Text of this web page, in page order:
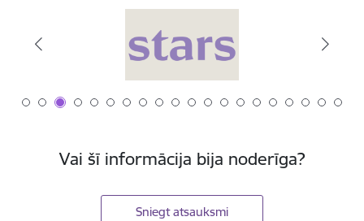
Vai šī informācija bija noderīga?
Sniegt atsauksmi